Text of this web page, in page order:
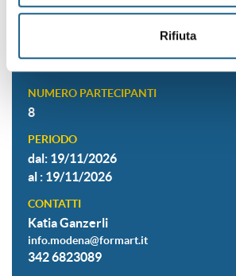
Rifiuta
€ 70.00 + iva
NUMERO PARTECIPANTI
8
PERIODO
dal: 19/11/2026
al : 19/11/2026
CONTATTI
Katia Ganzerli
info.modena@formart.it
342 6823089